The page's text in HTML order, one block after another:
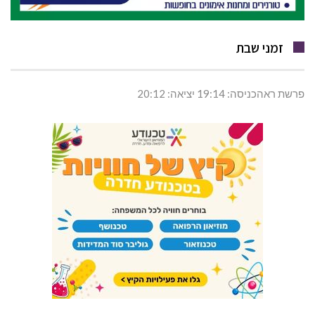
זמני שבת
פרשת ראהכניסה: 19:14 יציאה: 20:12